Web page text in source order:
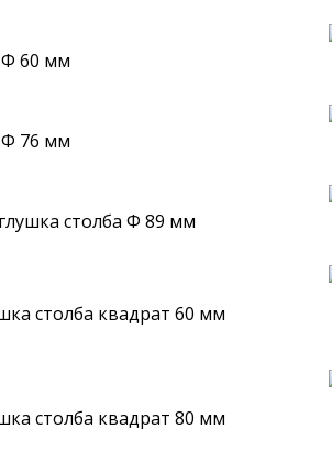
Ф 60 мм
Ф 76 мм
столба Ф 89 мм
столба квадрат 60 мм
столба квадрат 80 мм